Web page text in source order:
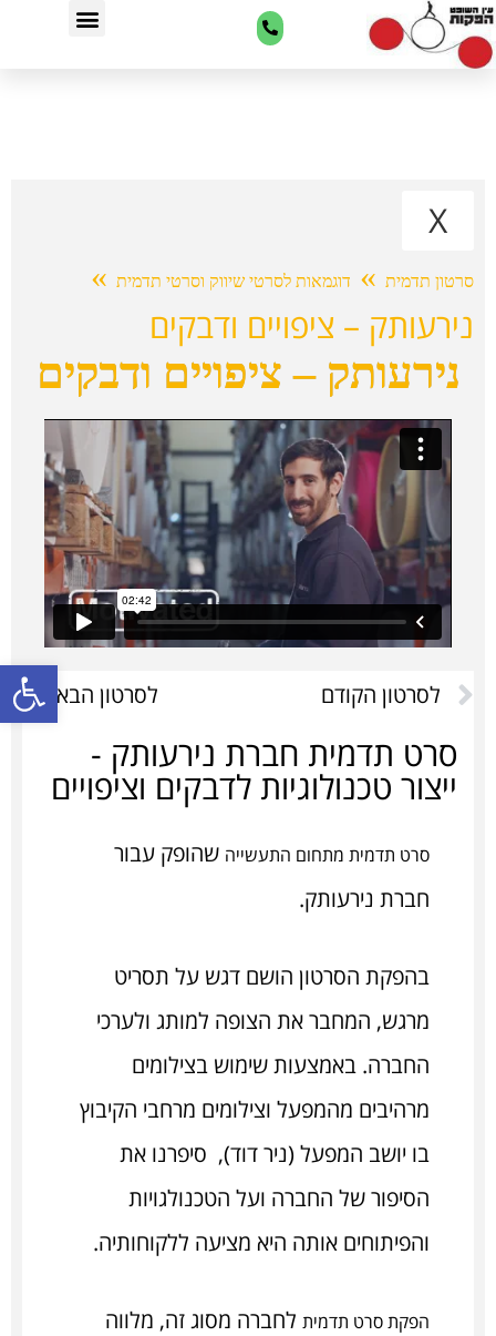
X
סרטון תדמית » דוגמאות לסרטי שיווק וסרטי תדמית »
נירעותק – ציפויים ודבקים
נירעותק – ציפויים ודבקים
לסרטון הקודם לסרטון הבא
סרט תדמית חברת נירעותק -
ייצור טכנולוגיות לדבקים וציפויים
סרט תדמית מתחום התעשייה שהופק עבור
חברת נירעותק.
בהפקת הסרטון הושם דגש על תסריט
מרגש, המחבר את הצופה למותג ולערכי
החברה. באמצעות שימוש בצילומים
מרהיבים מהמפעל וצילומים מרחבי הקיבוץ
בו יושב המפעל (ניר דוד), סיפרנו את
הסיפור של החברה ועל הטכנולגויות
והפיתוחים אותה היא מציעה ללקוחותיה.
הפקת סרט תדמית לחברה מסוג זה, מלווה
פתח